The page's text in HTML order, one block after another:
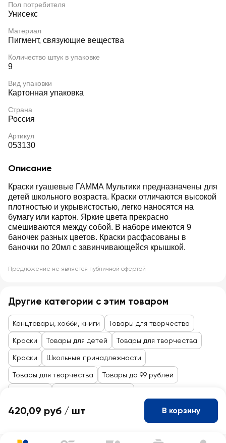
Пол потребителя
Унисекс
Материал
Пигмент, связующие вещества
Количество штук в упаковке
9
Вид упаковки
Картонная упаковка
Страна
Россия
Артикул
053130
Описание
Краски гуашевые ГАММА Мультики предназначены для
детей школьного возраста. Краски отличаются высокой
плотностью и укрывистостью, легко наносятся на
бумагу или картон. Яркие цвета прекрасно
смешиваются между собой. В наборе имеются 9
баночек разных цветов. Краски расфасованы в
баночки по 20мл с завинчивающейся крышкой.
Предложение не является публичной офертой
Другие категории с этим товаром
Канцтовары, хобби, книги Товары для творчества
Краски Товары для детей Товары для творчества
Краски Школьные принадлежности
Товары для творчества Товары до 99 рублей
420,09 руб / шт В корзину